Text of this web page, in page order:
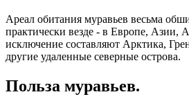
Ареал обитания муравьев весьма
практически везде - в Европе, Азии,
исключение составляют Арктика,
другие удаленные северные острова.
Польза муравьев.